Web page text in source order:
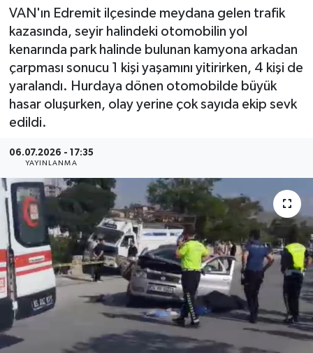
VAN'ın Edremit ilçesinde meydana gelen trafik
kazasında, seyir halindeki otomobilin yol
kenarında park halinde bulunan kamyona arkadan
çarpması sonucu 1 kişi yaşamını yitirirken, 4 kişi de
yaralandı. Hurdaya dönen otomobilde büyük
hasar oluşurken, olay yerine çok sayıda ekip sevk
edildi.
06.07.2026 - 17:35
YAYINLANMA
Turizm
Son Dakika Haberleri